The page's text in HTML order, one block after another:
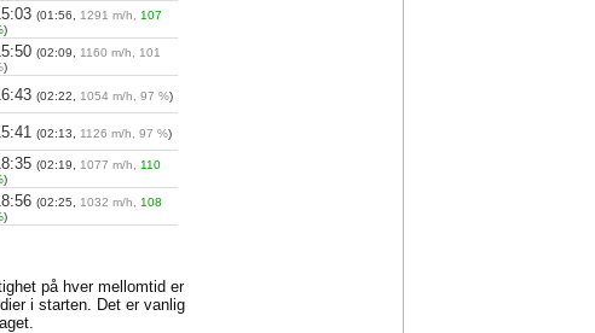
(01:56, 1291 m/h, 107
)
(02:09, 1160 m/h, 101
)
(02:22, 1054 m/h, 97 %)
(02:13, 1126 m/h, 97 %)
(02:19, 1077 m/h, 110
)
(02:25, 1032 m/h, 108
)
på hver mellomtid er
i starten. Det er vanlig